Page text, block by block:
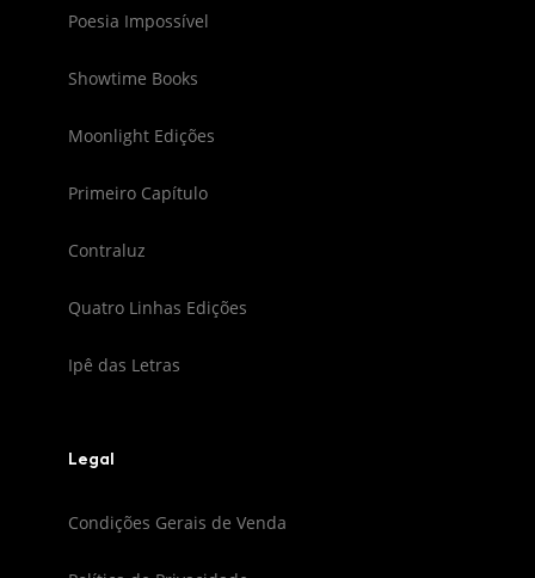
Poesia Impossível
Showtime Books
Moonlight Edições
Primeiro Capítulo
Contraluz
Quatro Linhas Edições
Ipê das Letras
Legal
Condições Gerais de Venda